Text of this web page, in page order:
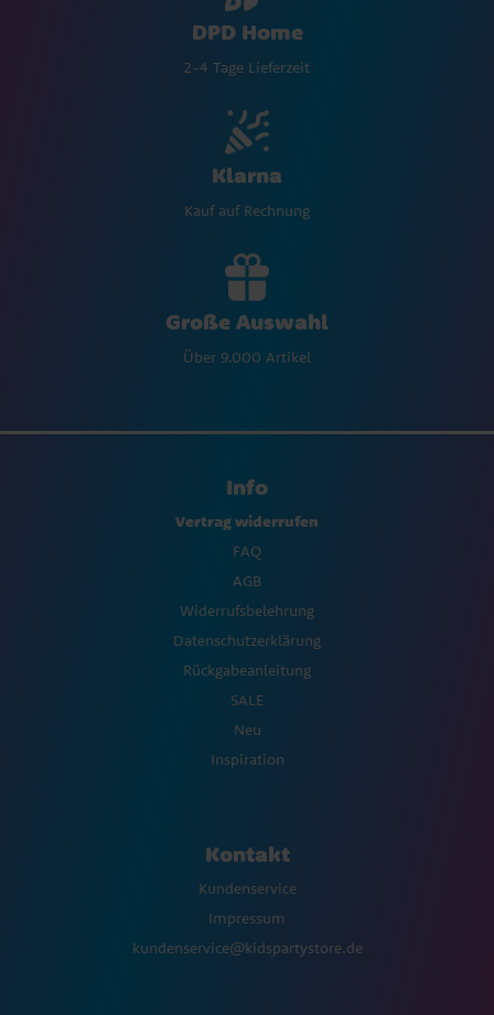
DPD Home
2-4 Tage Lieferzeit
Klarna
Kauf auf Rechnung
Große Auswahl
Über 9.000 Artikel
Info
Vertrag widerrufen
FAQ
AGB
Widerrufsbelehrung
Datenschutzerklärung
Rückgabeanleitung
SALE
Neu
Inspiration
Kontakt
Kundenservice
Impressum
kundenservice@kidspartystore.de